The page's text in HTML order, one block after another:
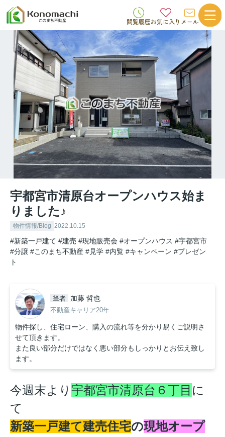
閲覧履歴お気に入り メール
宇都宮市清原台オープンハウス始ま
りました♪
物件情報/Blog 2022.10.15
#新築一戸建て #建売 #現地販売会 #オープンハウス #宇都宮市
#分譲 #このまち不動産 #見学 #内覧 #キャンペーン #プレゼン
ト
筆者 加藤 哲也
不動産キャリア20年
物件探し、住宅ローン、購入の流れ等を分かり易くご説明さ
せて頂きます。
また良い部分だけではなく悪い部分もしっかりとお伝え致し
ます。
今週末より 宇都宮市清原台６丁目 に
て
新築一戸建て建売住宅の現地オープ